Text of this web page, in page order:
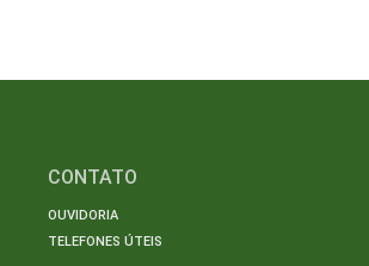
CONTATO
OUVIDORIA
TELEFONES ÚTEIS